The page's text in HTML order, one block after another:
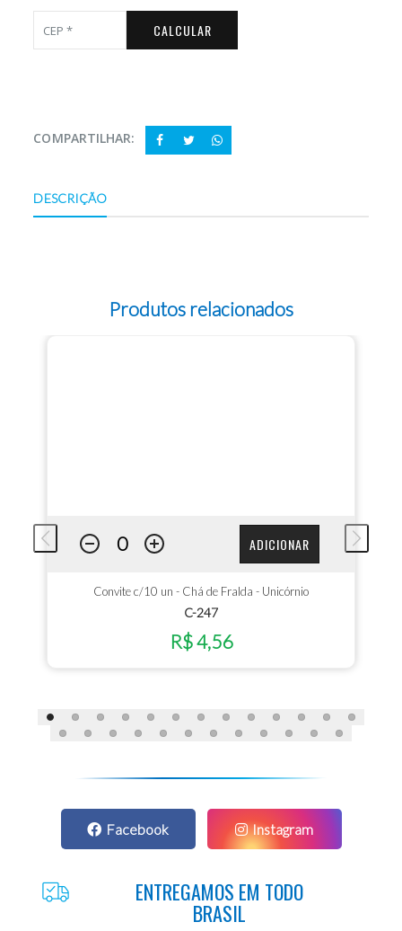
CALCULAR
COMPARTILHAR:
DESCRIÇÃO
Produtos relacionados
ADICIONAR
Convite c/10 un - Chá de Fralda - Unicórnio
C-247
R$ 4,56
Facebook Instagram
ENTREGAMOS EM TODO
BRASIL